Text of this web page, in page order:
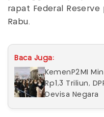
rapat Federal Reserve
Rabu.
Baca Juga:
KemenP2MI
Rp1,3 Triliun,
Devisa Negara